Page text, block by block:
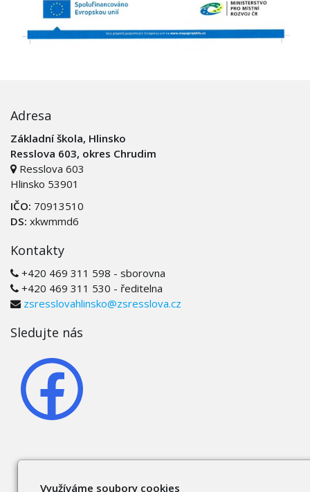
Adresa
Základní škola, Hlinsko
Resslova 603, okres Chrudim
Resslova 603
Hlinsko 53901
IČO: 70913510
DS: xkwmmd6
Kontakty
+420 469 311 598 - sborovna
+420 469 311 530 - ředitelna
zsresslovahlinsko@zsresslova.cz
Sledujte nás
Využíváme soubory cookies